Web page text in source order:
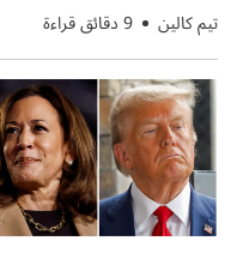
تيم كالين 9 دقائق قراءة